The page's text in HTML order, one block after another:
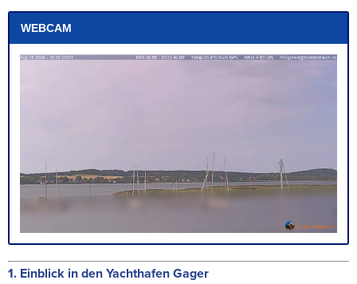
WEBCAM
1. Einblick in den Yachthafen Gager